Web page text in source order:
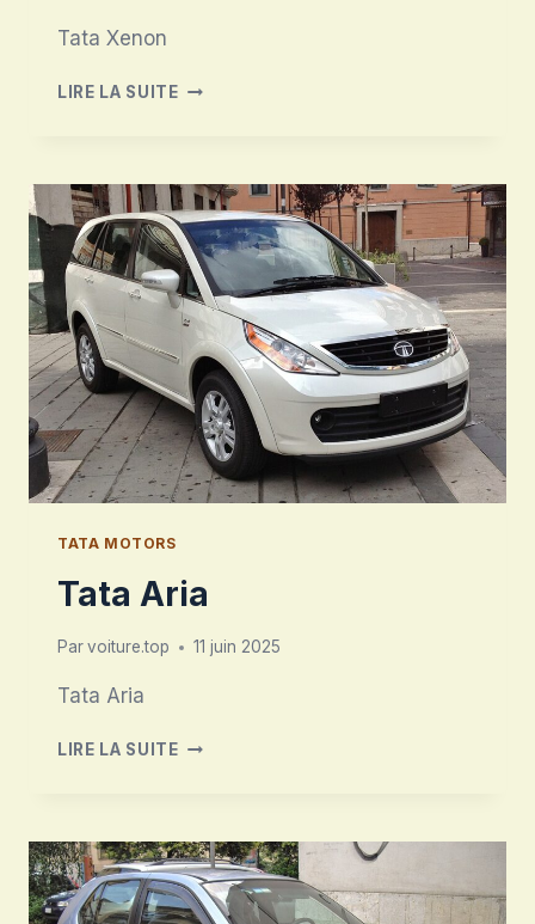
Tata Xenon
LIRE LA SUITETATA
TATA MOTORS
Tata Aria
Parvoiture.top 11 juin 2025
Tata Aria
LIRE LA SUITETATA